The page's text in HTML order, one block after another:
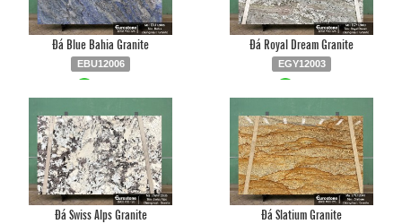
Đá Blue Bahia Granite
EBU12006
Đá Royal Dream Granite
EGY12003
Đá Swiss Alps Granite Đá Slatium Granite